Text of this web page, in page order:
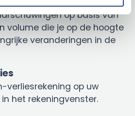
op basis van
volume die je op de hoogte
veranderingen in de
verliesrekening op uw
het rekeningvenster.